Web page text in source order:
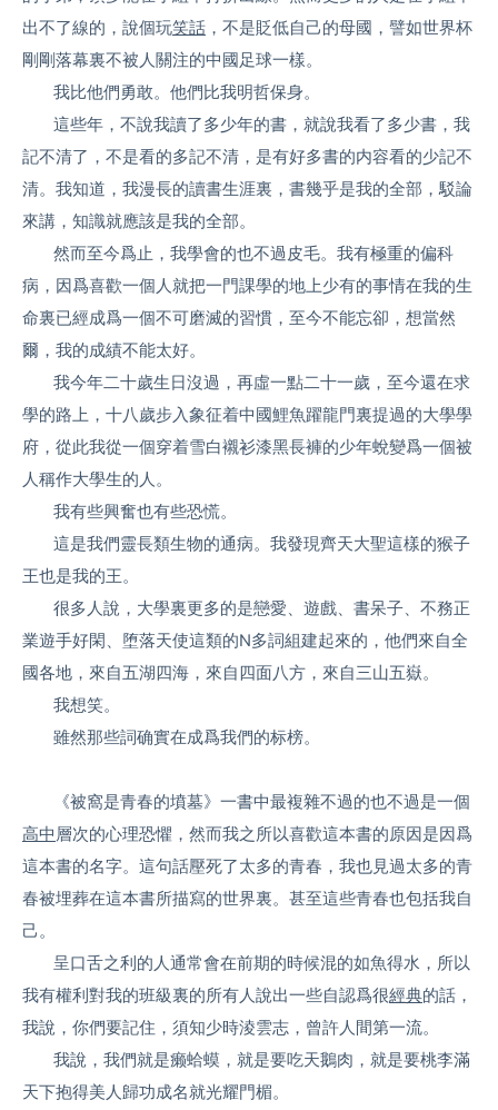
出不了線的，說個玩笑話 ，不是貶低自己的母國，譬如世界杯
剛剛落幕裏不被人關注的中國足球一樣。
我比他們勇敢。他們比我明哲保身。
這些年，不說我讀了多少年的書，就說我看了多少書，我
記不清了，不是看的多記不清，是有好多書的内容看的少記不
清。我知道，我漫長的讀書生涯裏，書幾乎是我的全部，駁論
來講，知識就應該是我的全部。
然而至今爲止，我學會的也不過皮毛。我有極重的偏科
病，因爲喜歡一個人就把一門課學的地上少有的事情在我的生
命裏已經成爲一個不可磨滅的習慣，至今不能忘卻，想當然
爾，我的成績不能太好。
我今年二十歲生日沒過，再虛一點二十一歲，至今還在求
學的路上，十八歲步入象征着中國鯉魚躍龍門裏提過的大學學
府，從此我從一個穿着雪白襯衫漆黑長褲的少年蛻變爲一個被
人稱作大學生的人。
我有些興奮也有些恐慌。
這是我們靈長類生物的通病。我發現齊天大聖這樣的猴子
王也是我的王。
很多人說，大學裏更多的是戀愛、遊戲、書呆子、不務正
業遊手好閑、堕落天使這類的N多詞組建起來的，他們來自全
國各地，來自五湖四海，來自四面八方，來自三山五嶽。
我想笑。
雖然那些詞确實在成爲我們的标榜。
《被窩是青春的墳墓》一書中最複雜不過的也不過是一個
高中層次的心理恐懼，然而我之所以喜歡這本書的原因是因爲
這本書的名字。這句話壓死了太多的青春，我也見過太多的青
春被埋葬在這本書所描寫的世界裏。甚至這些青春也包括我自
己。
呈口舌之利的人通常會在前期的時候混的如魚得水，所以
我有權利對我的班級裏的所有人說出一些自認爲很經典的話，
我說，你們要記住，須知少時淩雲志，曾許人間第一流。
我說，我們就是癞蛤蟆，就是要吃天鵝肉，就是要桃李滿
天下抱得美人歸功成名就光耀門楣。